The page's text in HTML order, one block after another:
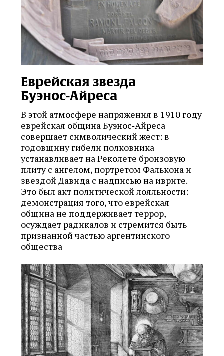
Еврейская звезда
Буэнос‑Айреса
В этой атмосфере напряжения в 1910 году
еврейская община Буэнос‑Айреса
совершает символический жест: в
годовщину гибели полковника
устанавливает на Реколете бронзовую
плиту с ангелом, портретом Фалькона и
звездой Давида с надписью на иврите.
Это был акт политической лояльности:
демонстрация того, что еврейская
община не поддерживает террор,
осуждает радикалов и стремится быть
признанной частью аргентинского
общества